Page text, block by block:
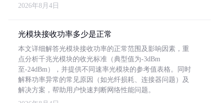
2026年8月4日
光模块接收功率多少是正常
本文详细解答光模块接收功率的正常范围及影响因素，重
点分析千兆光模块的收光标准（典型值为-3dBm
至-24dBm），并提供不同速率光模块的参考值表格。同时
解释功率异常的常见原因（如光纤损耗、连接器问题）及
解决方案，帮助用户快速判断网络性能问题。